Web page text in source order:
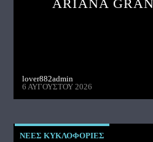
ARIANA
lover882admin
6 ΑΥΓΟΎΣΤΟΥ 2026
ΝΕΕΣ ΚΥΚΛΟΦΟΡΙΕΣ